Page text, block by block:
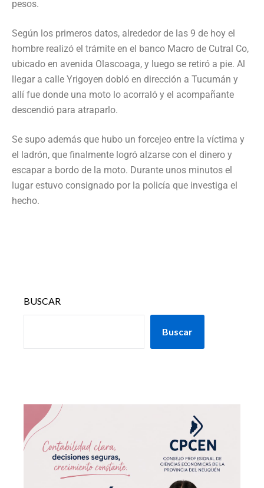
pesos.
Según los primeros datos, alrededor de las 9 de hoy el
hombre realizó el trámite en el banco Macro de Cutral Co,
ubicado en avenida Olascoaga, y luego se retiró a pie. Al
llegar a calle Yrigoyen dobló en dirección a Tucumán y
allí fue donde una moto lo acorraló y el acompañante
descendió para atraparlo.
Se supo además que hubo un forcejeo entre la víctima y
el ladrón, que finalmente logró alzarse con el dinero y
escapar a bordo de la moto. Durante unos minutos el
lugar estuvo consignado por la policía que investiga el
hecho.
BUSCAR
Buscar